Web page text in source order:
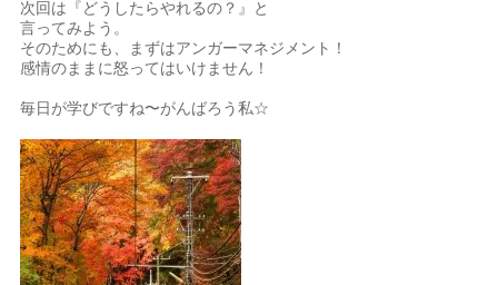
次回は『どうしたらやれるの？』と
言ってみよう。
そのためにも、まずはアンガーマネジメント！
感情のままに怒ってはいけません！
毎日が学びですね〜がんばろう私☆